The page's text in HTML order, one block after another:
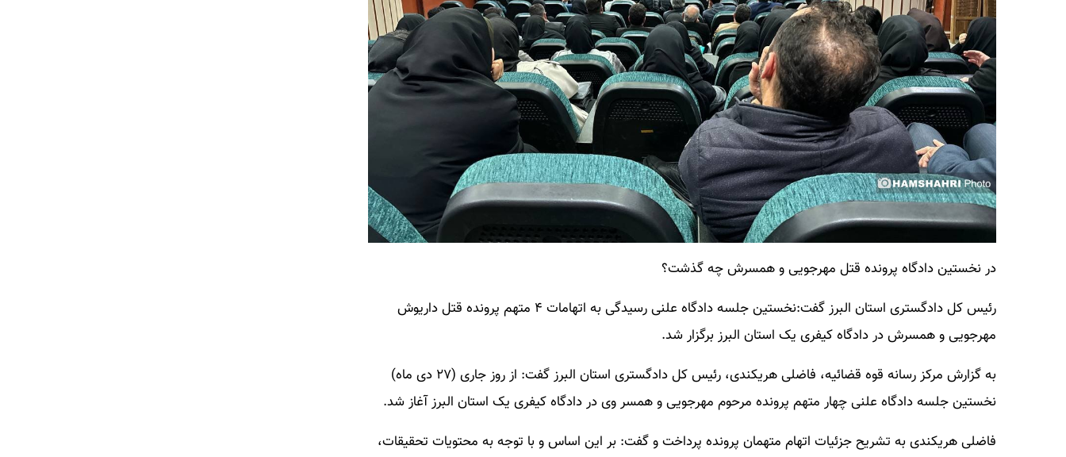
در نخستین دادگاه پرونده قتل مهرجویی و همسرش چه گذشت؟
رئیس کل دادگستری استان البرز گفت:نخستین جلسه دادگاه علنی رسیدگی به اتهامات ۴ متهم پرونده قتل داریوش
مهرجویی و همسرش در دادگاه کیفری یک استان البرز برگزار شد.
به گزارش مرکز رسانه قوه قضائیه، فاضلی هریکندی، رئیس کل دادگستری استان البرز گفت: از روز جاری (۲۷ دی ماه)
نخستین جلسه دادگاه علنی چهار متهم پرونده مرحوم مهرجویی و همسر وی در دادگاه کیفری یک استان البرز آغاز شد.
فاضلی هریکندی به تشریح جزئیات اتهام متهمان پرونده پرداخت و گفت: بر این اساس و با توجه به محتویات تحقیقات،